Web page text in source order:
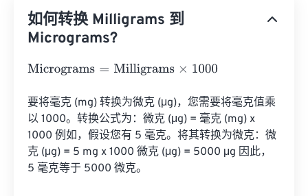
如何转换 Milligrams 到
Micrograms?
Micrograms=Milligrams×1000
要将毫克 (mg) 转换为微克 (μg)，您需要将毫克值乘
以 1000。转换公式为：微克 (μg) = 毫克 (mg) x
1000 例如，假设您有 5 毫克。将其转换为微克：微
克 (μg) = 5 mg x 1000 微克 (μg) = 5000 μg 因此，
5 毫克等于 5000 微克。